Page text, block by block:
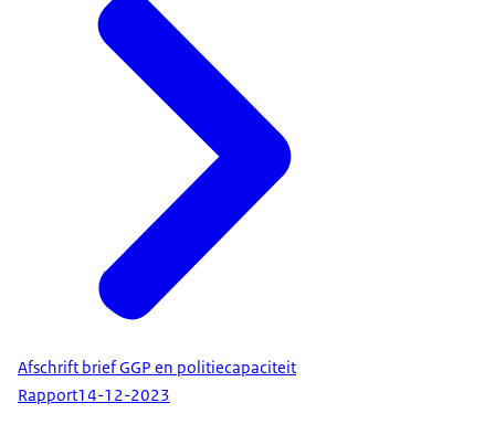
Afschrift brief GGP en politiecapaciteit
Rapport14-12-2023